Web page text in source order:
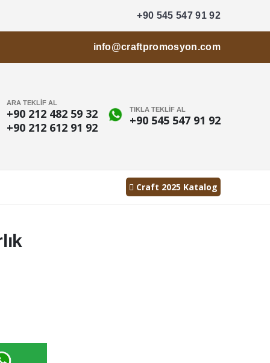
+90 545 547 91 92
info@craftpromosyon.com
ARA TEKLİF AL
+90 212 482 59 32
+90 212 612 91 92
TIKLA TEKLİF AL
+90 545 547 91 92
Craft 2025 Katalog